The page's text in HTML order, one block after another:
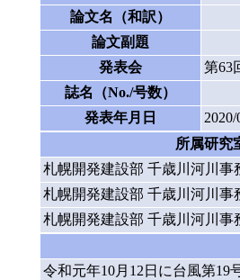
論文名（和訳）
論文副題
発表会
第63
誌名（No./号数）
発表年月日
所属研究
札幌開発建設部 千歳川河川事
札幌開発建設部 千歳川河川事
札幌開発建設部 千歳川河川事
令和元年10月12日に台風第